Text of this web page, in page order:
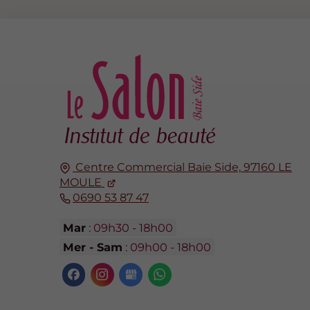
Centre Commercial Baie Side, 97160 LE
MOULE
0690 53 87 47
Mar: 09h30 - 18h00
Mer - Sam : 09h00 - 18h00